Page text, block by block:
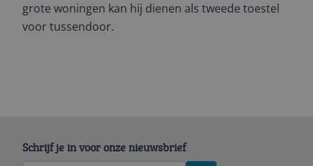
grote woningen kan hij dienen als tweede toestel
voor tussendoor.
Schrijf je in voor onze nieuwsbrief